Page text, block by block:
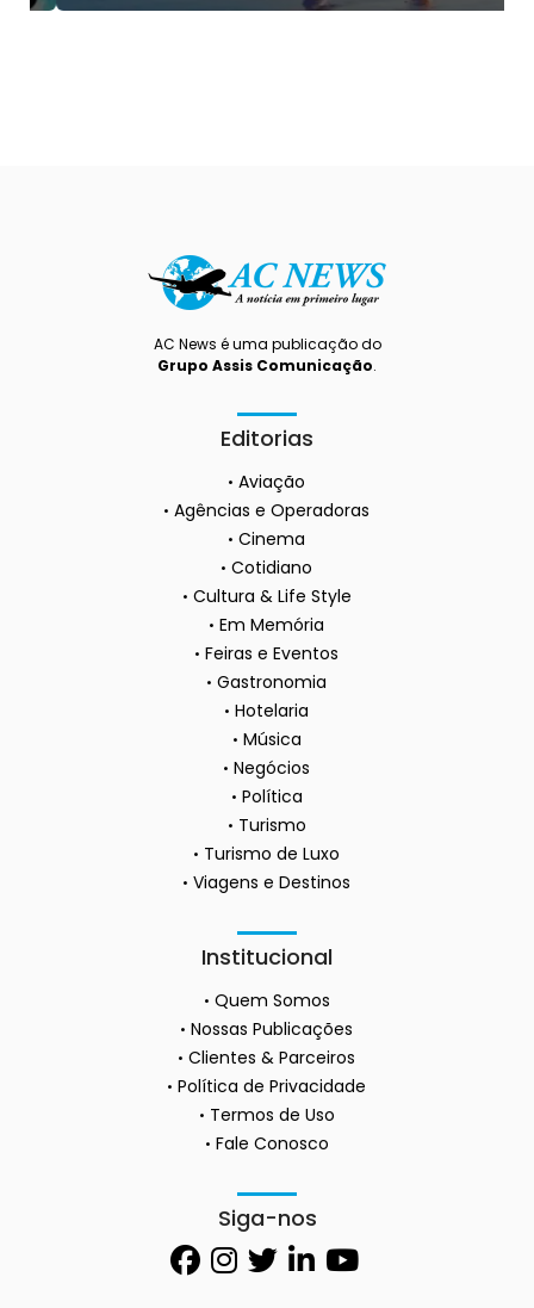
AC News é uma publicação do
Grupo Assis Comunicação.
Editorias
Aviação
Agências e Operadoras
Cinema
Cotidiano
Cultura & Life Style
Em Memória
Feiras e Eventos
Gastronomia
Hotelaria
Música
Negócios
Política
Turismo
Turismo de Luxo
Viagens e Destinos
Institucional
Quem Somos
Nossas Publicações
Clientes & Parceiros
Política de Privacidade
Termos de Uso
Fale Conosco
Siga-nos